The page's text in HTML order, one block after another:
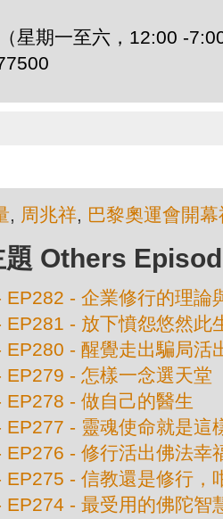
星期一至六，12:00 -
, 周兆祥, 巴黎奧運會開幕
題 Others
EP282 - 企業修行的理論
EP281 - 放下憤怨悠然此
EP280 - 醒覺走出騙局活
EP279 - 怎樣一念選天堂
EP278 - 做自己的醫生
EP277 - 靈魂使命就是這
EP276 - 修行活出佛法幸
EP275 - 信教還是修行，
EP274 - 最受用的佛陀智